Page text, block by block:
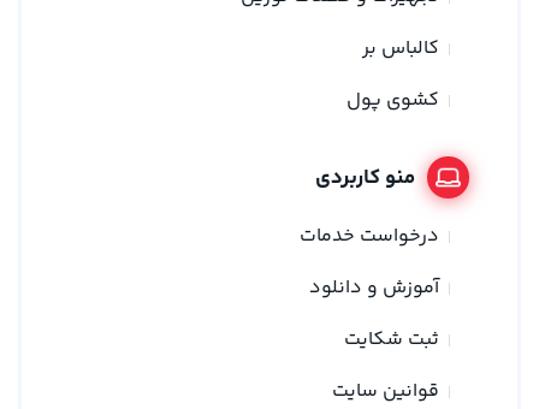
کالباس بر
کشوی پول
منو کاربردی
درخواست خدمات
آموزش و دانلود
ثبت شکایت
قوانین سایت